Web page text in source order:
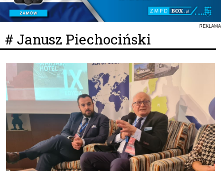
REKLAMA
# Janusz Piechociński